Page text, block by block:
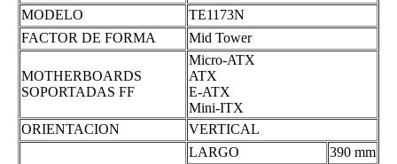
MODELO
TE1173N
FACTOR DE FORMA
Mid Tower
MOTHERBOARDS
SOPORTADAS FF
Micro-ATX
ATX
E-ATX
Mini-ITX
ORIENTACION
VERTICAL
LARGO
390 mm